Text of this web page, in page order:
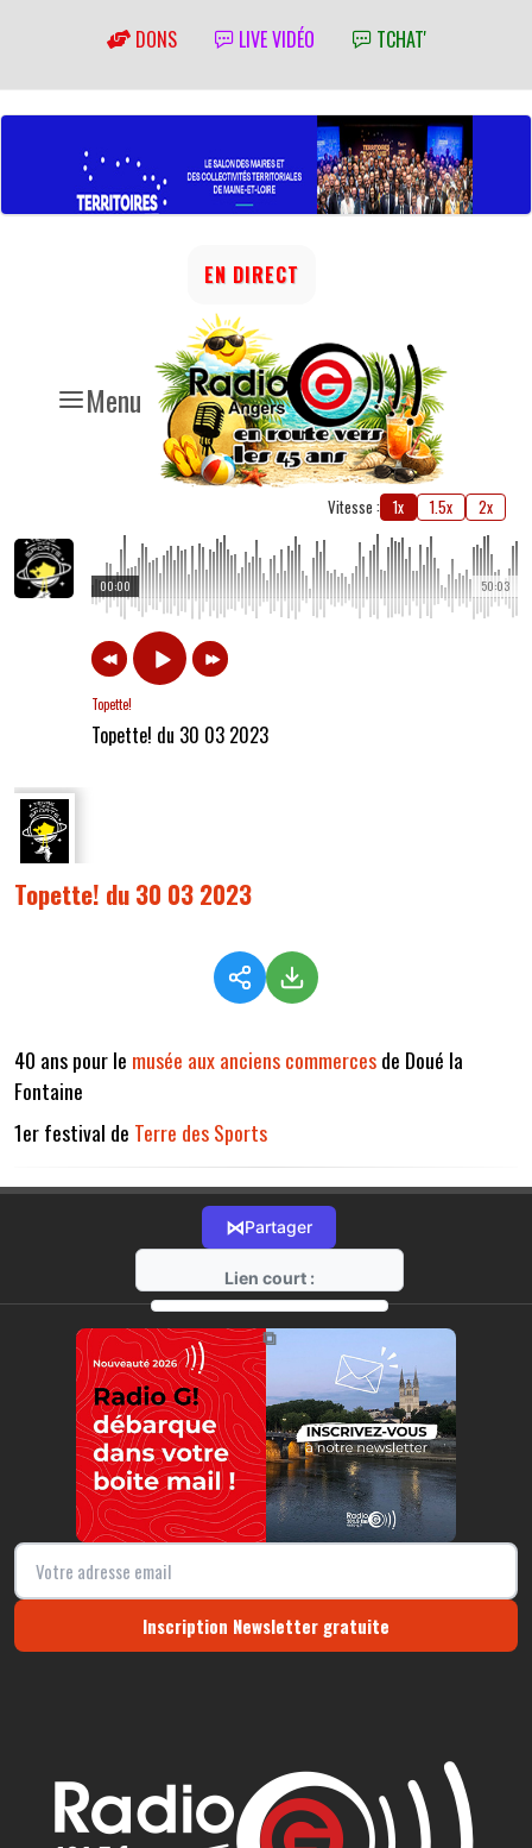
DONS LIVE VIDÉO TCHAT'
Menu
EN DIRECT
Vitesse : 1x 1.5x 2x
50:03
00:00
Topette!
Topette! du 30 03 2023
Topette! du 30 03 2023
40 ans pour le musée aux anciens commercesde Doué la
Fontaine
1er festival de Terre des Sports
⋈Partager
Lien court :
https://radio-g.fr?11267
⧉
Inscription Newsletter gratuite